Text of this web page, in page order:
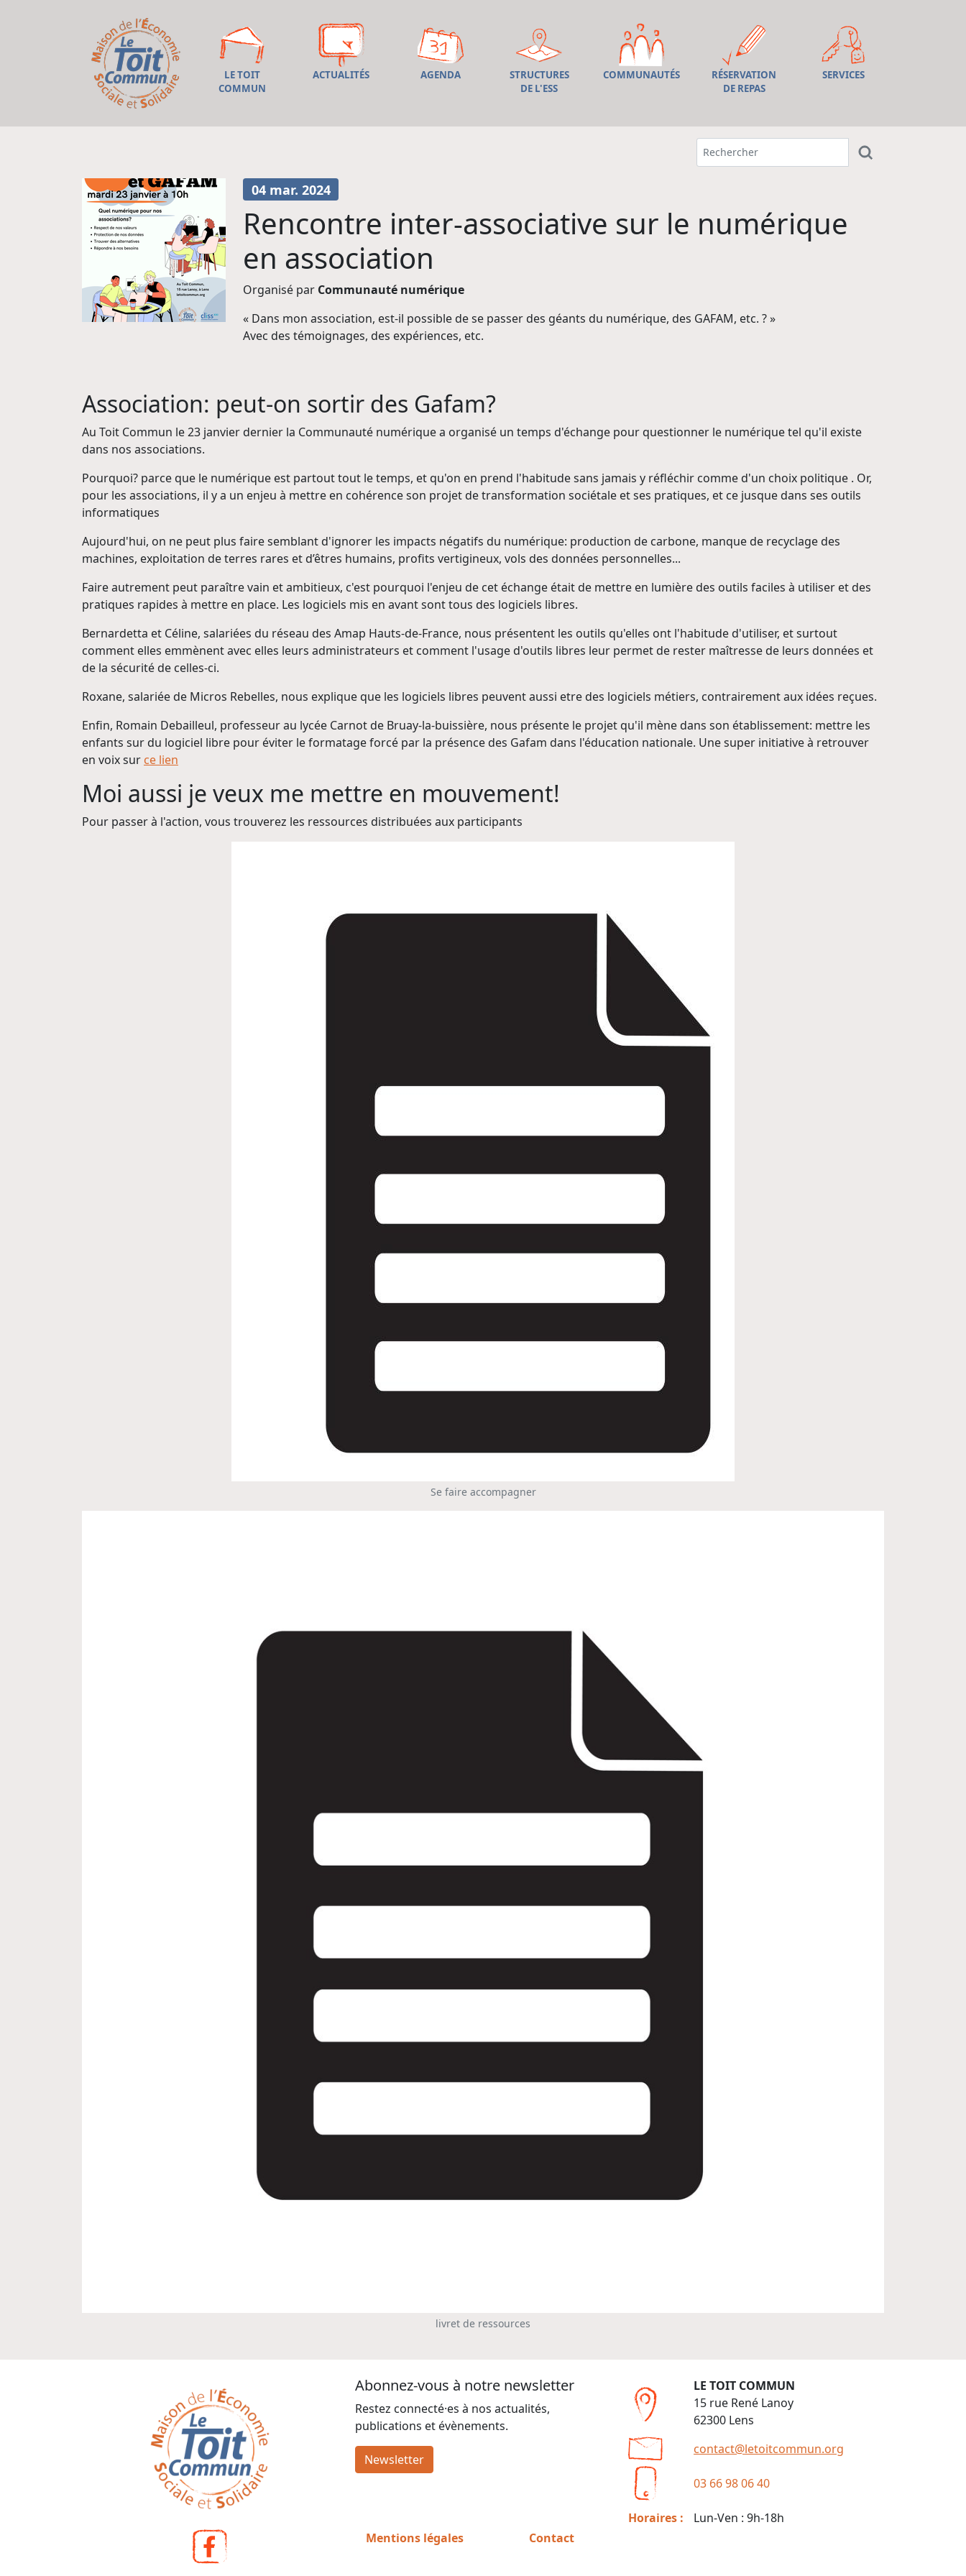
LE TOIT
COMMUN
ACTUALITÉS AGENDA
STRUCTURES
DE L'ESS
COMMUNAUTÉS
RÉSERVATION
DE REPAS
SERVICES
04 mar. 2024
Rencontre inter-associative sur le numérique
en association
Organisé par Communauté numérique
« Dans mon association, est-il possible de se passer des géants du numérique, des GAFAM, etc. ? »
Avec des témoignages, des expériences, etc.
Association: peut-on sortir des Gafam?
Au Toit Commun le 23 janvier dernier la Communauté numérique a organisé un temps d'échange pour questionner le numérique tel qu'il existe
dans nos associations.
Pourquoi? parce que le numérique est partout tout le temps, et qu'on en prend l'habitude sans jamais y réfléchir comme d'un choix politique . Or,
pour les associations, il y a un enjeu à mettre en cohérence son projet de transformation sociétale et ses pratiques, et ce jusque dans ses outils
informatiques
Aujourd'hui, on ne peut plus faire semblant d'ignorer les impacts négatifs du numérique: production de carbone, manque de recyclage des
machines, exploitation de terres rares et d’êtres humains, profits vertigineux, vols des données personnelles...
Faire autrement peut paraître vain et ambitieux, c'est pourquoi l'enjeu de cet échange était de mettre en lumière des outils faciles à utiliser et des
pratiques rapides à mettre en place. Les logiciels mis en avant sont tous des logiciels libres.
Bernardetta et Céline, salariées du réseau des Amap Hauts-de-France, nous présentent les outils qu'elles ont l'habitude d'utiliser, et surtout
comment elles emmènent avec elles leurs administrateurs et comment l'usage d'outils libres leur permet de rester maîtresse de leurs données et
de la sécurité de celles-ci.
Roxane, salariée de Micros Rebelles, nous explique que les logiciels libres peuvent aussi etre des logiciels métiers, contrairement aux idées reçues.
Enfin, Romain Debailleul, professeur au lycée Carnot de Bruay-la-buissière, nous présente le projet qu'il mène dans son établissement: mettre les
enfants sur du logiciel libre pour éviter le formatage forcé par la présence des Gafam dans l'éducation nationale. Une super initiative à retrouver
en voix sur ce lien
Moi aussi je veux me mettre en mouvement!
Pour passer à l'action, vous trouverez les ressources distribuées aux participants
Se faire accompagner
livret de ressources
Abonnez-vous à notre newsletter
Restez connecté·es à nos actualités,
publications et évènements.
Newsletter
LE TOIT COMMUN
15 rue René Lanoy
62300 Lens
contact@letoitcommun.org
03 66 98 06 40
Horaires :
Lun-Ven : 9h-18h
Mentions légales
Contact